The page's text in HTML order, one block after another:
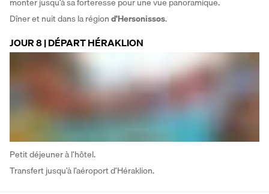
Dîner et nuit dans la région d’Hersonissos.
JOUR 8 | DÉPART HÉRAKLION
Petit déjeuner à l’hôtel.
Transfert jusqu’à l’aéroport d’Héraklion.